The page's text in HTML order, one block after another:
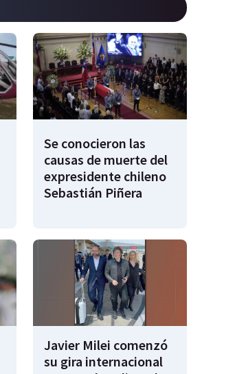
Se conocieron las
causas de muerte del
expresidente chileno
Sebastián Piñera
Javier Milei comenzó
su gira internacional